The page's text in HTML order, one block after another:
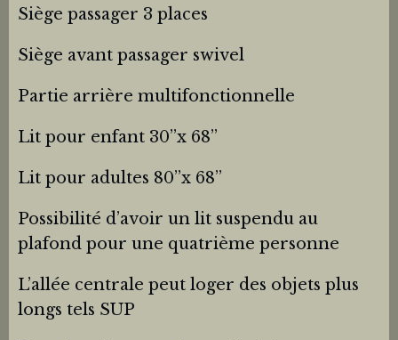
Siège passager 3 places
Siège avant passager swivel
Partie arrière multifonctionnelle
Lit pour enfant 30’’x 68’’
Lit pour adultes 80’’x 68’’
Possibilité d’avoir un lit suspendu au
plafond pour une quatrième personne
L’allée centrale peut loger des objets plus
longs tels SUP